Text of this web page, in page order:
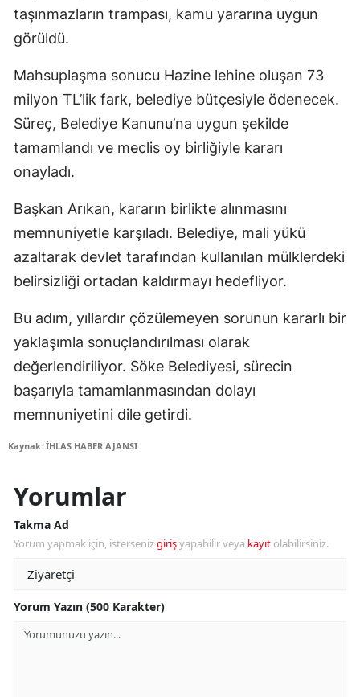
taşınmazların trampası, kamu yararına uygun
görüldü.
Mahsuplaşma sonucu Hazine lehine oluşan 73
milyon TL’lik fark, belediye bütçesiyle ödenecek.
Süreç, Belediye Kanunu’na uygun şekilde
tamamlandı ve meclis oy birliğiyle kararı
onayladı.
Başkan Arıkan, kararın birlikte alınmasını
memnuniyetle karşıladı. Belediye, mali yükü
azaltarak devlet tarafından kullanılan mülklerdeki
belirsizliği ortadan kaldırmayı hedefliyor.
Bu adım, yıllardır çözülemeyen sorunun kararlı bir
yaklaşımla sonuçlandırılması olarak
değerlendiriliyor. Söke Belediyesi, sürecin
başarıyla tamamlanmasından dolayı
memnuniyetini dile getirdi.
Kaynak: İHLAS HABER AJANSI
Yorumlar
Takma Ad
Yorum yapmak için, istersenizgirişyapabilir veya kayıt olabilirsiniz.
Yorum Yazın (500 Karakter)